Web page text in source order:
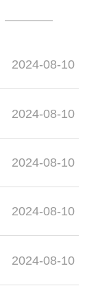
2024-08-10
2024-08-10
2024-08-10
2024-08-10
2024-08-10